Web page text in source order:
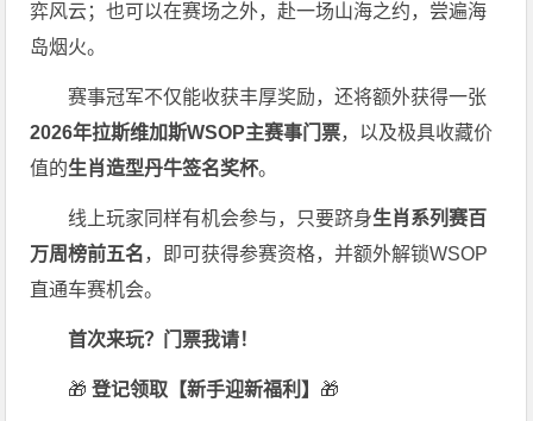
弈风云；也可以在赛场之外，赴一场山海之约，尝遍海
岛烟火。
赛事冠军不仅能收获丰厚奖励，还将额外获得一张
2026年拉斯维加斯WSOP主赛事门票，以及极具收藏价
值的生肖造型丹牛签名奖杯。
线上玩家同样有机会参与，只要跻身生肖系列赛百
万周榜前五名，即可获得参赛资格，并额外解锁WSOP
直通车赛机会。
首次来玩？门票我请！
🎁 登记领取【新手迎新福利】 🎁